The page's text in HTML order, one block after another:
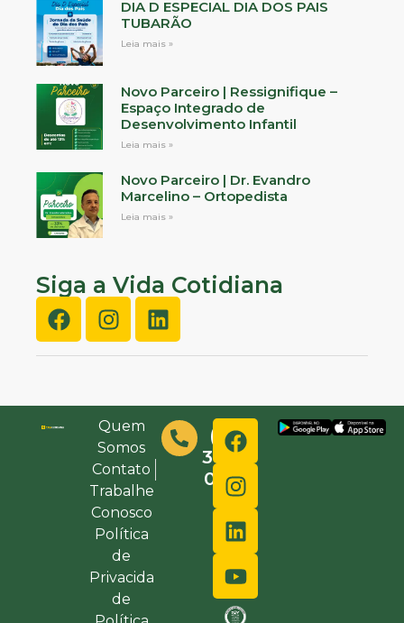
DIA D ESPECIAL DIA DOS PAIS
TUBARÃO
Leia mais »
Novo Parceiro | Ressignifique –
Espaço Integrado de
Desenvolvimento Infantil
Leia mais »
Novo Parceiro | Dr. Evandro
Marcelino – Ortopedista
Leia mais »
Siga a Vida Cotidiana
Quem
Somos
Contato
Trabalhe
Conosco
Política
de
Privacida
de
(48)
3632-
0000